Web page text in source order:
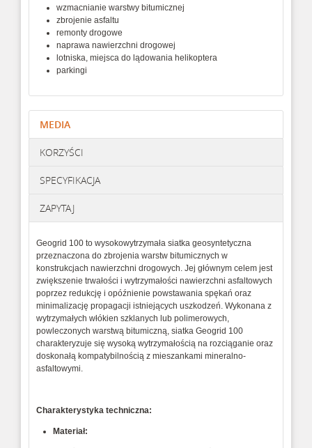
wzmacnianie warstwy bitumicznej
zbrojenie asfaltu
remonty drogowe
naprawa nawierzchni drogowej
lotniska, miejsca do lądowania helikoptera
parkingi
MEDIA
KORZYŚCI
SPECYFIKACJA
ZAPYTAJ
Geogrid 100 to wysokowytrzymała siatka geosyntetyczna
przeznaczona do zbrojenia warstw bitumicznych w
konstrukcjach nawierzchni drogowych. Jej głównym celem jest
zwiększenie trwałości i wytrzymałości nawierzchni asfaltowych
poprzez redukcję i opóźnienie powstawania spękań oraz
minimalizację propagacji istniejących uszkodzeń. Wykonana z
wytrzymałych włókien szklanych lub polimerowych,
powleczonych warstwą bitumiczną, siatka Geogrid 100
charakteryzuje się wysoką wytrzymałością na rozciąganie oraz
doskonałą kompatybilnością z mieszankami mineralno-
asfaltowymi.
Charakterystyka techniczna:
Materiał: